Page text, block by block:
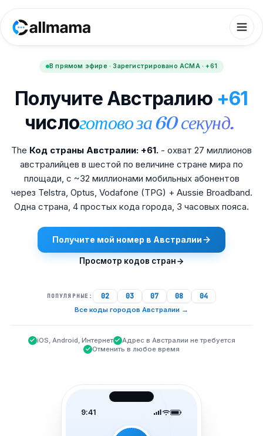
В прямом эфире · Зарегистрировано ACMA · +61
Получите Австралию +61
числоготово за 60 секунд.
The Код страны Австралии: +61. - охват 27 миллионов
австралийцев в шестой по величине стране мира по
площади, с ~32 миллионами мобильных абонентов
через Telstra, Optus, Vodafone (TPG) + Aussie Broadband.
Одна страна, 4 простых кода города, 3 часовых пояса.
Получите мой номер в Австралии
Просмотр кодов стран
ПОПУЛЯРНЫЕ: 02 03 07 08 04
Все коды городов Австралии →
iOS, Android, Интернет
Адрес в Австралии не требуется
Отменить в любое время
9:41